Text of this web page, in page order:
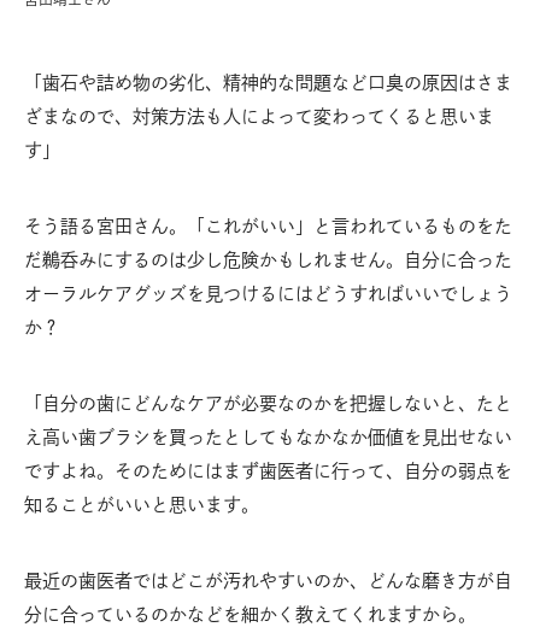
「歯石や詰め物の劣化、精神的な問題など口臭の原因はさま
ざまなので、対策方法も人によって変わってくると思いま
す」
そう語る宮田さん。「これがいい」と言われているものをた
だ鵜呑みにするのは少し危険かもしれません。自分に合った
オーラルケアグッズを見つけるにはどうすればいいでしょう
か？
「自分の歯にどんなケアが必要なのかを把握しないと、たと
え高い歯ブラシを買ったとしてもなかなか価値を見出せない
ですよね。そのためにはまず歯医者に行って、自分の弱点を
知ることがいいと思います。
最近の歯医者ではどこが汚れやすいのか、どんな磨き方が自
分に合っているのかなどを細かく教えてくれますから。